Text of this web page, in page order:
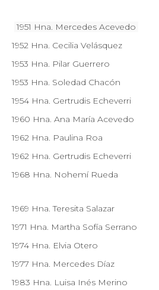
1951 Hna. Mercedes Acevedo
1952 Hna. Cecilia Velásquez
1953 Hna. Pilar Guerrero
1953 Hna. Soledad Chacón
1954 Hna. Gertrudis Echeverri
1960 Hna. Ana María Acevedo
1962 Hna. Paulina Roa
1962 Hna. Gertrudis Echeverri
1968 Hna. Nohemí Rueda
1969 Hna. Teresita Salazar
1971 Hna. Martha Sofía Serrano
1974 Hna. Elvia Otero
1977 Hna. Mercedes Díaz
1983 Hna. Luisa Inés Merino